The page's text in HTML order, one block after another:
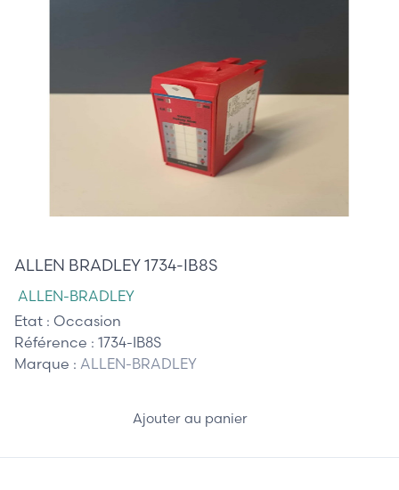
ALLEN BRADLEY 1734-IB8S
ALLEN-BRADLEY
Etat : Occasion
Référence : 1734-IB8S
Marque : ALLEN-BRADLEY
Ajouter au panier